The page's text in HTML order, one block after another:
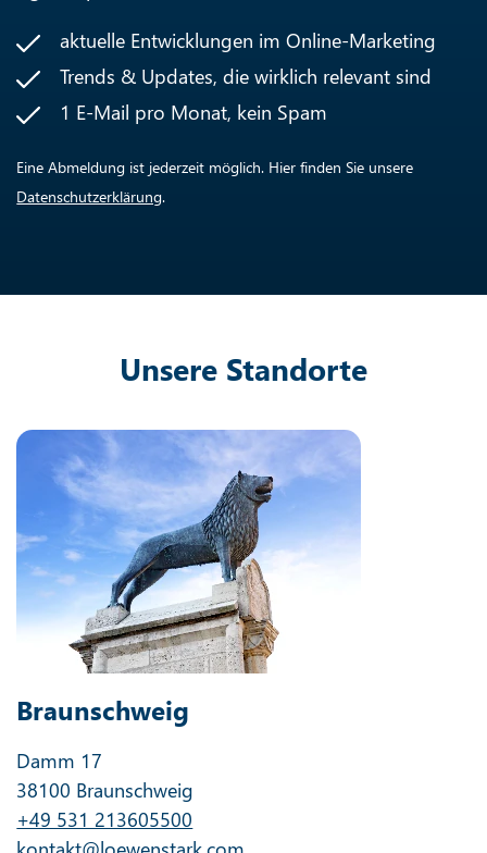
aktuelle Entwicklungen im Online-Marketing
Trends & Updates, die wirklich relevant sind
1 E-Mail pro Monat, kein Spam
Eine Abmeldung ist jederzeit möglich. Hier finden Sie unsere
Datenschutzerklärung.
Unsere Standorte
Braunschweig
Damm 17
38100 Braunschweig
+49 531 213605500